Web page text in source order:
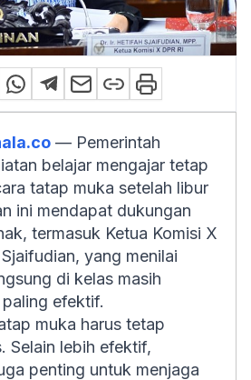
— Pemerintah
belajar mengajar tetap
tatap muka setelah libur
ini mendapat dukungan
termasuk Ketua Komisi X
yang menilai
di kelas masih
efektif.
muka harus tetap
Selain lebih efektif,
penting untuk menjaga